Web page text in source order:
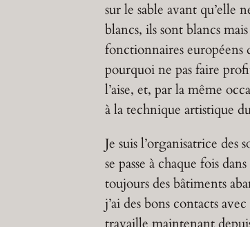
sur le sable avant qu’elle
blancs, ils sont blancs
fonctionnaires européens
pourquoi ne pas faire
l’aise, et, par la même
à la technique artistique
Je suis l’organisatrice
se passe à chaque fois
toujours des bâtiments
j’ai des bons contacts
travaille maintenant